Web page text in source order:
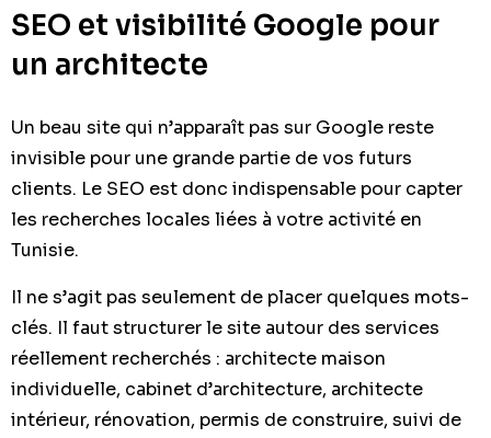
SEO et visibilité Google pour
un architecte
Un beau site qui n’apparaît pas sur Google reste
invisible pour une grande partie de vos futurs
clients. Le SEO est donc indispensable pour capter
les recherches locales liées à votre activité en
Tunisie.
Il ne s’agit pas seulement de placer quelques mots-
clés. Il faut structurer le site autour des services
réellement recherchés : architecte maison
individuelle, cabinet d’architecture, architecte
intérieur, rénovation, permis de construire, suivi de